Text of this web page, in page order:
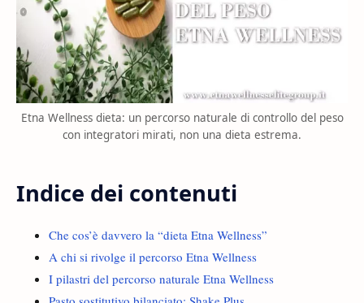
Etna Wellness dieta: un percorso naturale di controllo del peso
con integratori mirati, non una dieta estrema.
Indice dei contenuti
Che cos’è davvero la “dieta Etna Wellness”
A chi si rivolge il percorso Etna Wellness
I pilastri del percorso naturale Etna Wellness